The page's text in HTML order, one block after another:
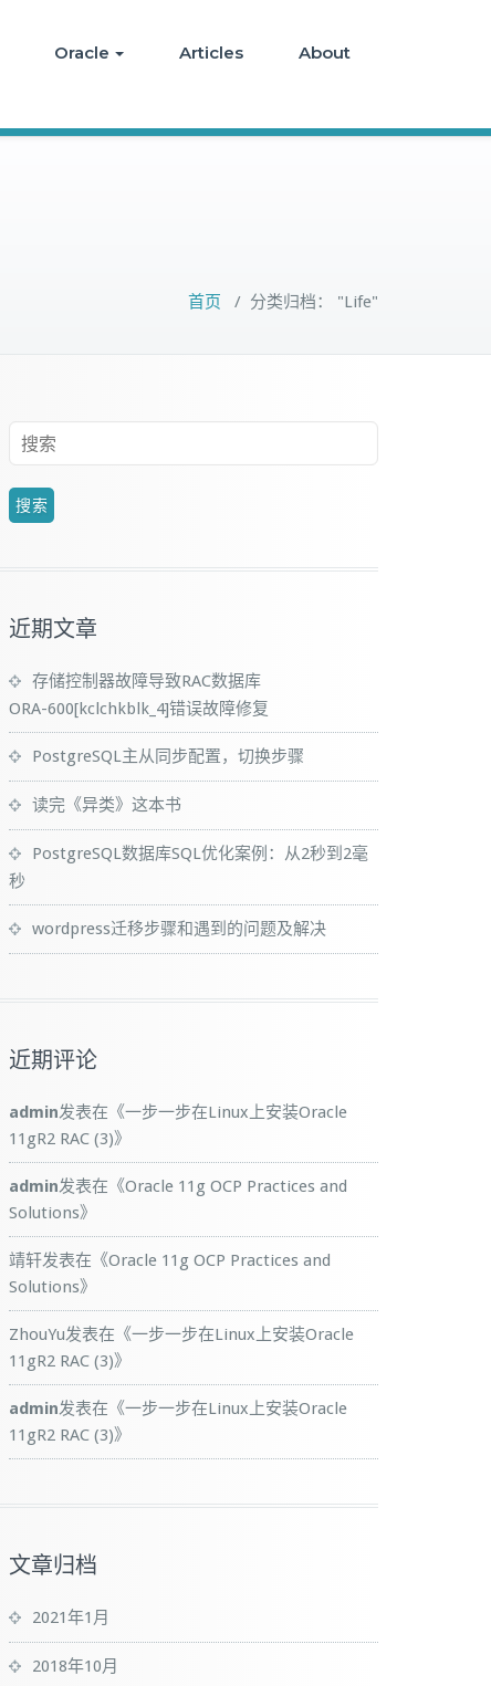
Oracle Articles About
首页 / 分类归档： "Life"
近期文章
存储控制器故障导致RAC数据库
ORA-600[kclchkblk_4]错误故障修复
PostgreSQL主从同步配置，切换步骤
读完《异类》这本书
PostgreSQL数据库SQL优化案例：从2秒到2毫
秒
wordpress迁移步骤和遇到的问题及解决
近期评论
admin发表在《一步一步在Linux上安装Oracle
11gR2 RAC (3)》
admin发表在《Oracle 11g OCP Practices and
Solutions》
靖轩发表在《Oracle 11g OCP Practices and
Solutions》
ZhouYu发表在《一步一步在Linux上安装Oracle
11gR2 RAC (3)》
admin发表在《一步一步在Linux上安装Oracle
11gR2 RAC (3)》
文章归档
2021年1月
2018年10月